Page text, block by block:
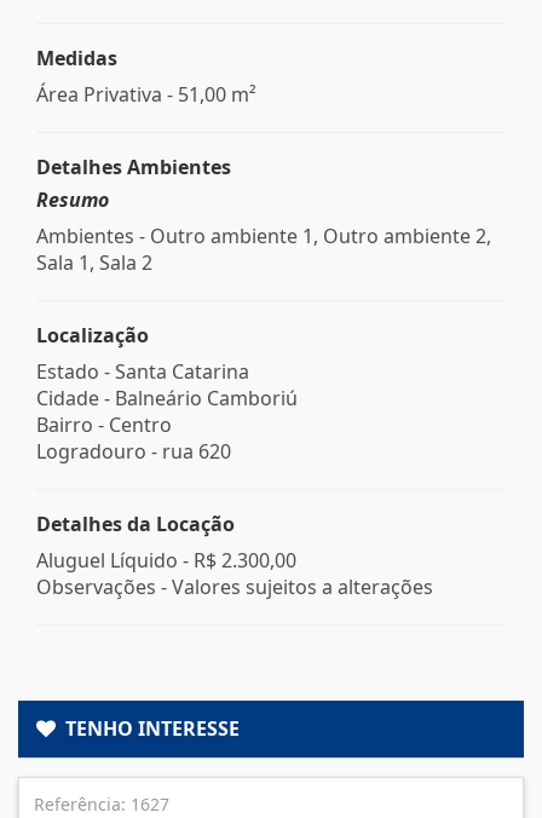
Medidas
Área Privativa - 51,00 m²
Detalhes Ambientes
Resumo
Ambientes - Outro ambiente 1, Outro ambiente 2,
Sala 1, Sala 2
Localização
Estado -Santa Catarina
Cidade - Balneário Camboriú
Bairro - Centro
Logradouro - rua 620
Detalhes da Locação
Aluguel Líquido - R$ 2.300,00
Observações - Valores sujeitos a alterações
TENHO INTERESSE